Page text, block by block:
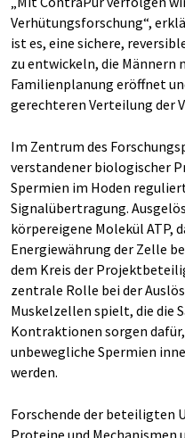
Verhütungsforschung“,
ist es, eine sichere,
zu entwickeln, die Männern
Familienplanung eröffnet
gerechteren Verteilung der
Im Zentrum des
verstandener biologischer
Spermien im Hoden
Signalübertragung.
körpereigene Molekül ATP,
Energiewährung der Zelle
dem Kreis der
zentrale Rolle bei der
Muskelzellen spielt, die die
Kontraktionen sorgen
unbewegliche Spermien
werden.
Forschende der beteiligten
Proteine und Mechanismen